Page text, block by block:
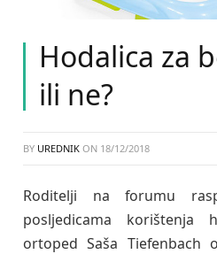
Hodalica za
ili ne?
BY UREDNIK ON 18/12/2018
Roditelji na forumu
posljedicama korištenja
ortoped Saša Tiefenbach